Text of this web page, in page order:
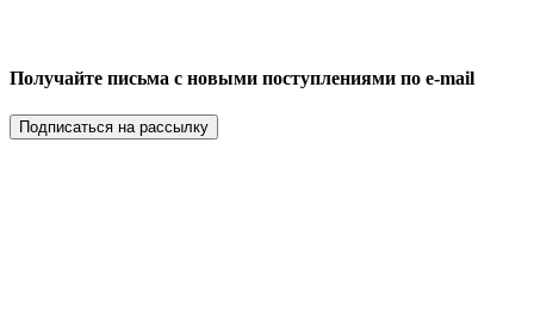
Получайте письма с новыми поступлениями по e-mail
Подписаться на рассылку